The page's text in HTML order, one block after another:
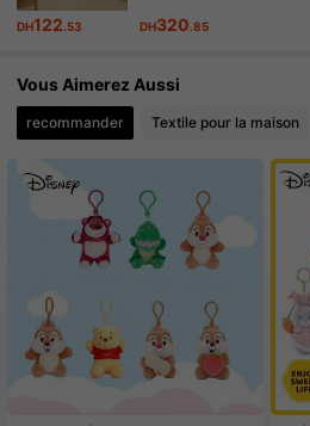
4.91 435 Suiveurs
DH122.53 DH320.85
Vous Aimerez Aussi
recommander Textile pour la maison